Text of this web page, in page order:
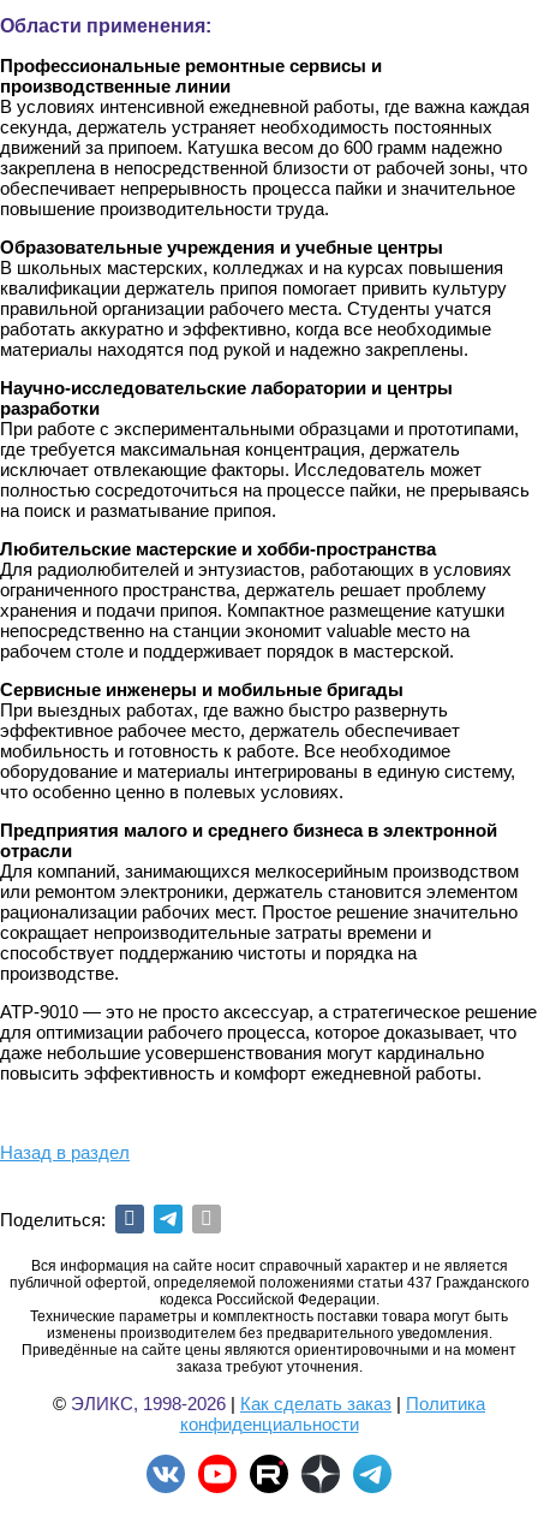
Области применения:
Профессиональные ремонтные сервисы и
производственные линии
В условиях интенсивной ежедневной работы, где важна каждая
секунда, держатель устраняет необходимость постоянных
движений за припоем. Катушка весом до 600 грамм надежно
закреплена в непосредственной близости от рабочей зоны, что
обеспечивает непрерывность процесса пайки и значительное
повышение производительности труда.
Образовательные учреждения и учебные центры
В школьных мастерских, колледжах и на курсах повышения
квалификации держатель припоя помогает привить культуру
правильной организации рабочего места. Студенты учатся
работать аккуратно и эффективно, когда все необходимые
материалы находятся под рукой и надежно закреплены.
Научно-исследовательские лаборатории и центры
разработки
При работе с экспериментальными образцами и прототипами,
где требуется максимальная концентрация, держатель
исключает отвлекающие факторы. Исследователь может
полностью сосредоточиться на процессе пайки, не прерываясь
на поиск и разматывание припоя.
Любительские мастерские и хобби-пространства
Для радиолюбителей и энтузиастов, работающих в условиях
ограниченного пространства, держатель решает проблему
хранения и подачи припоя. Компактное размещение катушки
непосредственно на станции экономит valuable место на
рабочем столе и поддерживает порядок в мастерской.
Сервисные инженеры и мобильные бригады
При выездных работах, где важно быстро развернуть
эффективное рабочее место, держатель обеспечивает
мобильность и готовность к работе. Все необходимое
оборудование и материалы интегрированы в единую систему,
что особенно ценно в полевых условиях.
Предприятия малого и среднего бизнеса в электронной
отрасли
Для компаний, занимающихся мелкосерийным производством
или ремонтом электроники, держатель становится элементом
рационализации рабочих мест. Простое решение значительно
сокращает непроизводительные затраты времени и
способствует поддержанию чистоты и порядка на
производстве.
АТР-9010 — это не просто аксессуар, а стратегическое решение
для оптимизации рабочего процесса, которое доказывает, что
даже небольшие усовершенствования могут кардинально
повысить эффективность и комфорт ежедневной работы.
Назад в раздел
Поделиться:
Вся информация на сайте носит справочный характер и не является
публичной офертой, определяемой положениями статьи 437 Гражданского
кодекса Российской Федерации.
Технические параметры и комплектность поставки товара могут быть
изменены производителем без предварительного уведомления.
Приведённые на сайте цены являются ориентировочными и на момент
заказа требуют уточнения.
© ЭЛИКС, 1998-2026 | Как сделать заказ | Политика
конфиденциальности